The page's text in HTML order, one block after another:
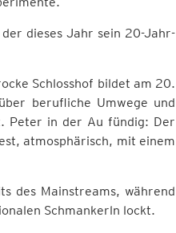
dieses Jahr sein 20-Jahr-
Schlosshof bildet am 20.
berufliche Umwege und
Peter in der Au fündig: Der
atmosphärisch, mit einem
des Mainstreams, während
Schmankerln lockt.